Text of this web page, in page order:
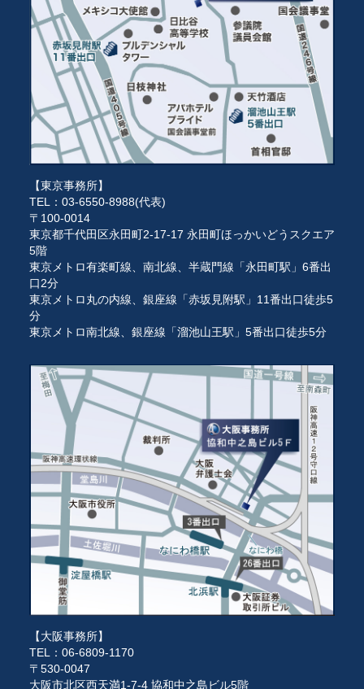
【東京事務所】
TEL：03-6550-8988(代表)
〒100-0014
東京都千代田区永田町2-17-17 永田町ほっかいどうスクエア
5階
東京メトロ有楽町線、南北線、半蔵門線「永田町駅」6番出
口2分
東京メトロ丸の内線、銀座線「赤坂見附駅」11番出口徒歩5
分
東京メトロ南北線、銀座線「溜池山王駅」5番出口徒歩5分
【大阪事務所】
TEL：06-6809-1170
〒530-0047
大阪市北区西天満1-7-4 協和中之島ビル5階